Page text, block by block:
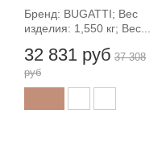
Бренд: BUGATTI; Вес
изделия: 1,550 кг; Вес...
32 831 руб 37 308
руб